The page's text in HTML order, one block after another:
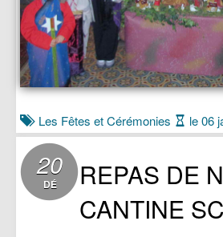
Les Fêtes et Cérémonies le 06
20
DÉ
REPAS DE
CANTINE